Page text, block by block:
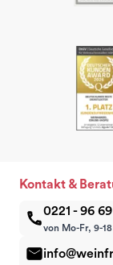
Kontakt &
0221 - 96
von Mo-Fr, 9-